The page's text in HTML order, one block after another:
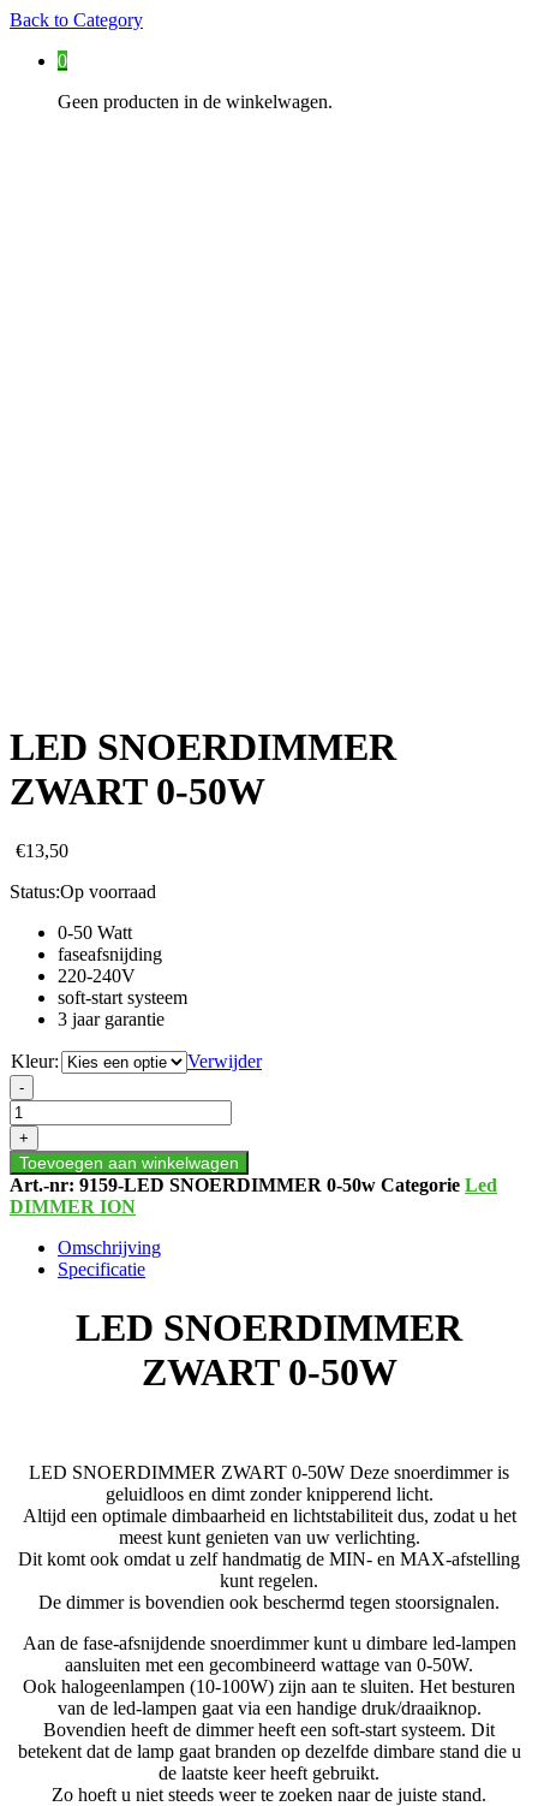
Back to Category
0
Geen producten in de winkelwagen.
LED SNOERDIMMER
ZWART 0-50W
€13,50
Status:Op voorraad
0-50 Watt
faseafsnijding
220-240V
soft-start systeem
3 jaar garantie
Kleur:
Verwijder
LED
SNOERDIMMER
ZWART
0-
50W
aantal
-
+
Toevoegen aan winkelwagen
Art.-nr: 9159-LED SNOERDIMMER 0-50w Categorie Led
DIMMER ION
Omschrijving
Specificatie
LED SNOERDIMMER
ZWART 0-50W
LED SNOERDIMMER ZWART 0-50W Deze snoerdimmer is
geluidloos en dimt zonder knipperend licht.
Altijd een optimale dimbaarheid en lichtstabiliteit dus, zodat u het
meest kunt genieten van uw verlichting.
Dit komt ook omdat u zelf handmatig de MIN- en MAX-afstelling
kunt regelen.
De dimmer is bovendien ook beschermd tegen stoorsignalen.
Aan de fase-afsnijdende snoerdimmer kunt u dimbare led-lampen
aansluiten met een gecombineerd wattage van 0-50W.
Ook halogeenlampen (10-100W) zijn aan te sluiten. Het besturen
van de led-lampen gaat via een handige druk/draaiknop.
Bovendien heeft de dimmer heeft een soft-start systeem. Dit
betekent dat de lamp gaat branden op dezelfde dimbare stand die u
de laatste keer heeft gebruikt.
Zo hoeft u niet steeds weer te zoeken naar de juiste stand.